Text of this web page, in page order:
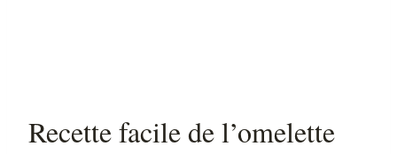
Recette facile de l’omelette